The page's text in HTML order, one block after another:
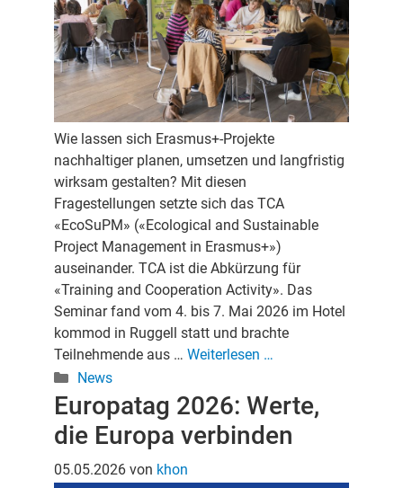
Wie lassen sich Erasmus+-Projekte
nachhaltiger planen, umsetzen und langfristig
wirksam gestalten? Mit diesen
Fragestellungen setzte sich das TCA
«EcoSuPM» («Ecological and Sustainable
Project Management in Erasmus+»)
auseinander. TCA ist die Abkürzung für
«Training and Cooperation Activity». Das
Seminar fand vom 4. bis 7. Mai 2026 im Hotel
kommod in Ruggell statt und brachte
Teilnehmende aus … Weiterlesen …
Kategorien
News
Europatag 2026: Werte,
die Europa verbinden
05.05.2026 von khon